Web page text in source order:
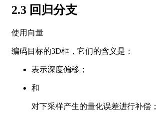
2.3 回归分支
使用向量
编码目标的3D框，它们的含义是：
表示深度偏移；
和
对下采样产生的量化误差进行补偿；